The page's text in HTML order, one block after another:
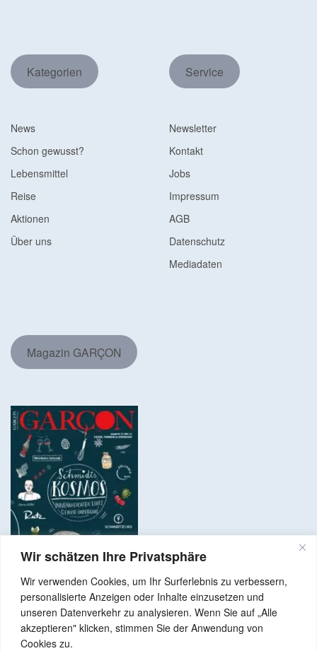
Wir schätzen Ihre Privatsphäre
Wir verwenden Cookies, um Ihr Surferlebnis zu verbessern,
personalisierte Anzeigen oder Inhalte einzusetzen und
unseren Datenverkehr zu analysieren. Wenn Sie auf „Alle
akzeptieren" klicken, stimmen Sie der Anwendung von
Cookies zu.
Kategorien
News
Schon gewusst?
Lebensmittel
Reise
Aktionen
Über uns
Service
Newsletter
Kontakt
Jobs
Impressum
AGB
Datenschutz
Mediadaten
Magazin GARÇON
Copyright © 2024 Alle Rechte vorbehalten. GenussNetzwerk.com